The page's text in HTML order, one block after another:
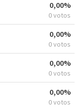
0,00%
0 votos
0,00%
0 votos
0,00%
0 votos
0,00%
0 votos